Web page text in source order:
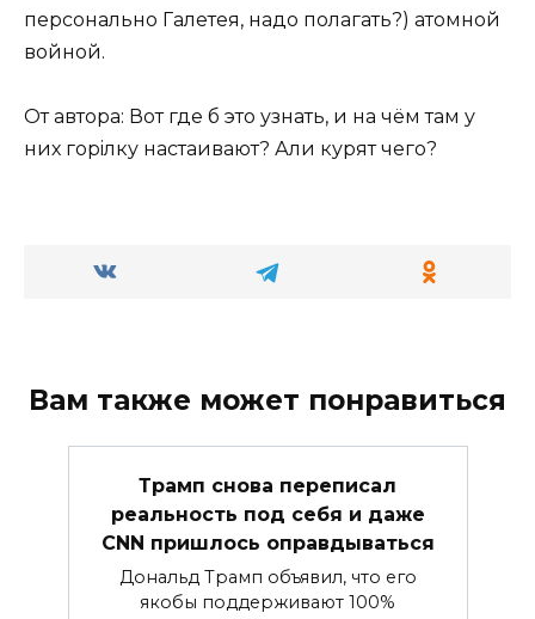
персонально Галетея, надо полагать?) атомной
войной.
От автора: Вот где б это узнать, и на чём там у
них горiлку настаивают? Али курят чего?
Вам также может понравиться
Трамп снова переписал
реальность под себя и даже
CNN пришлось оправдываться
Дональд Трамп объявил, что его
якобы поддерживают 100%